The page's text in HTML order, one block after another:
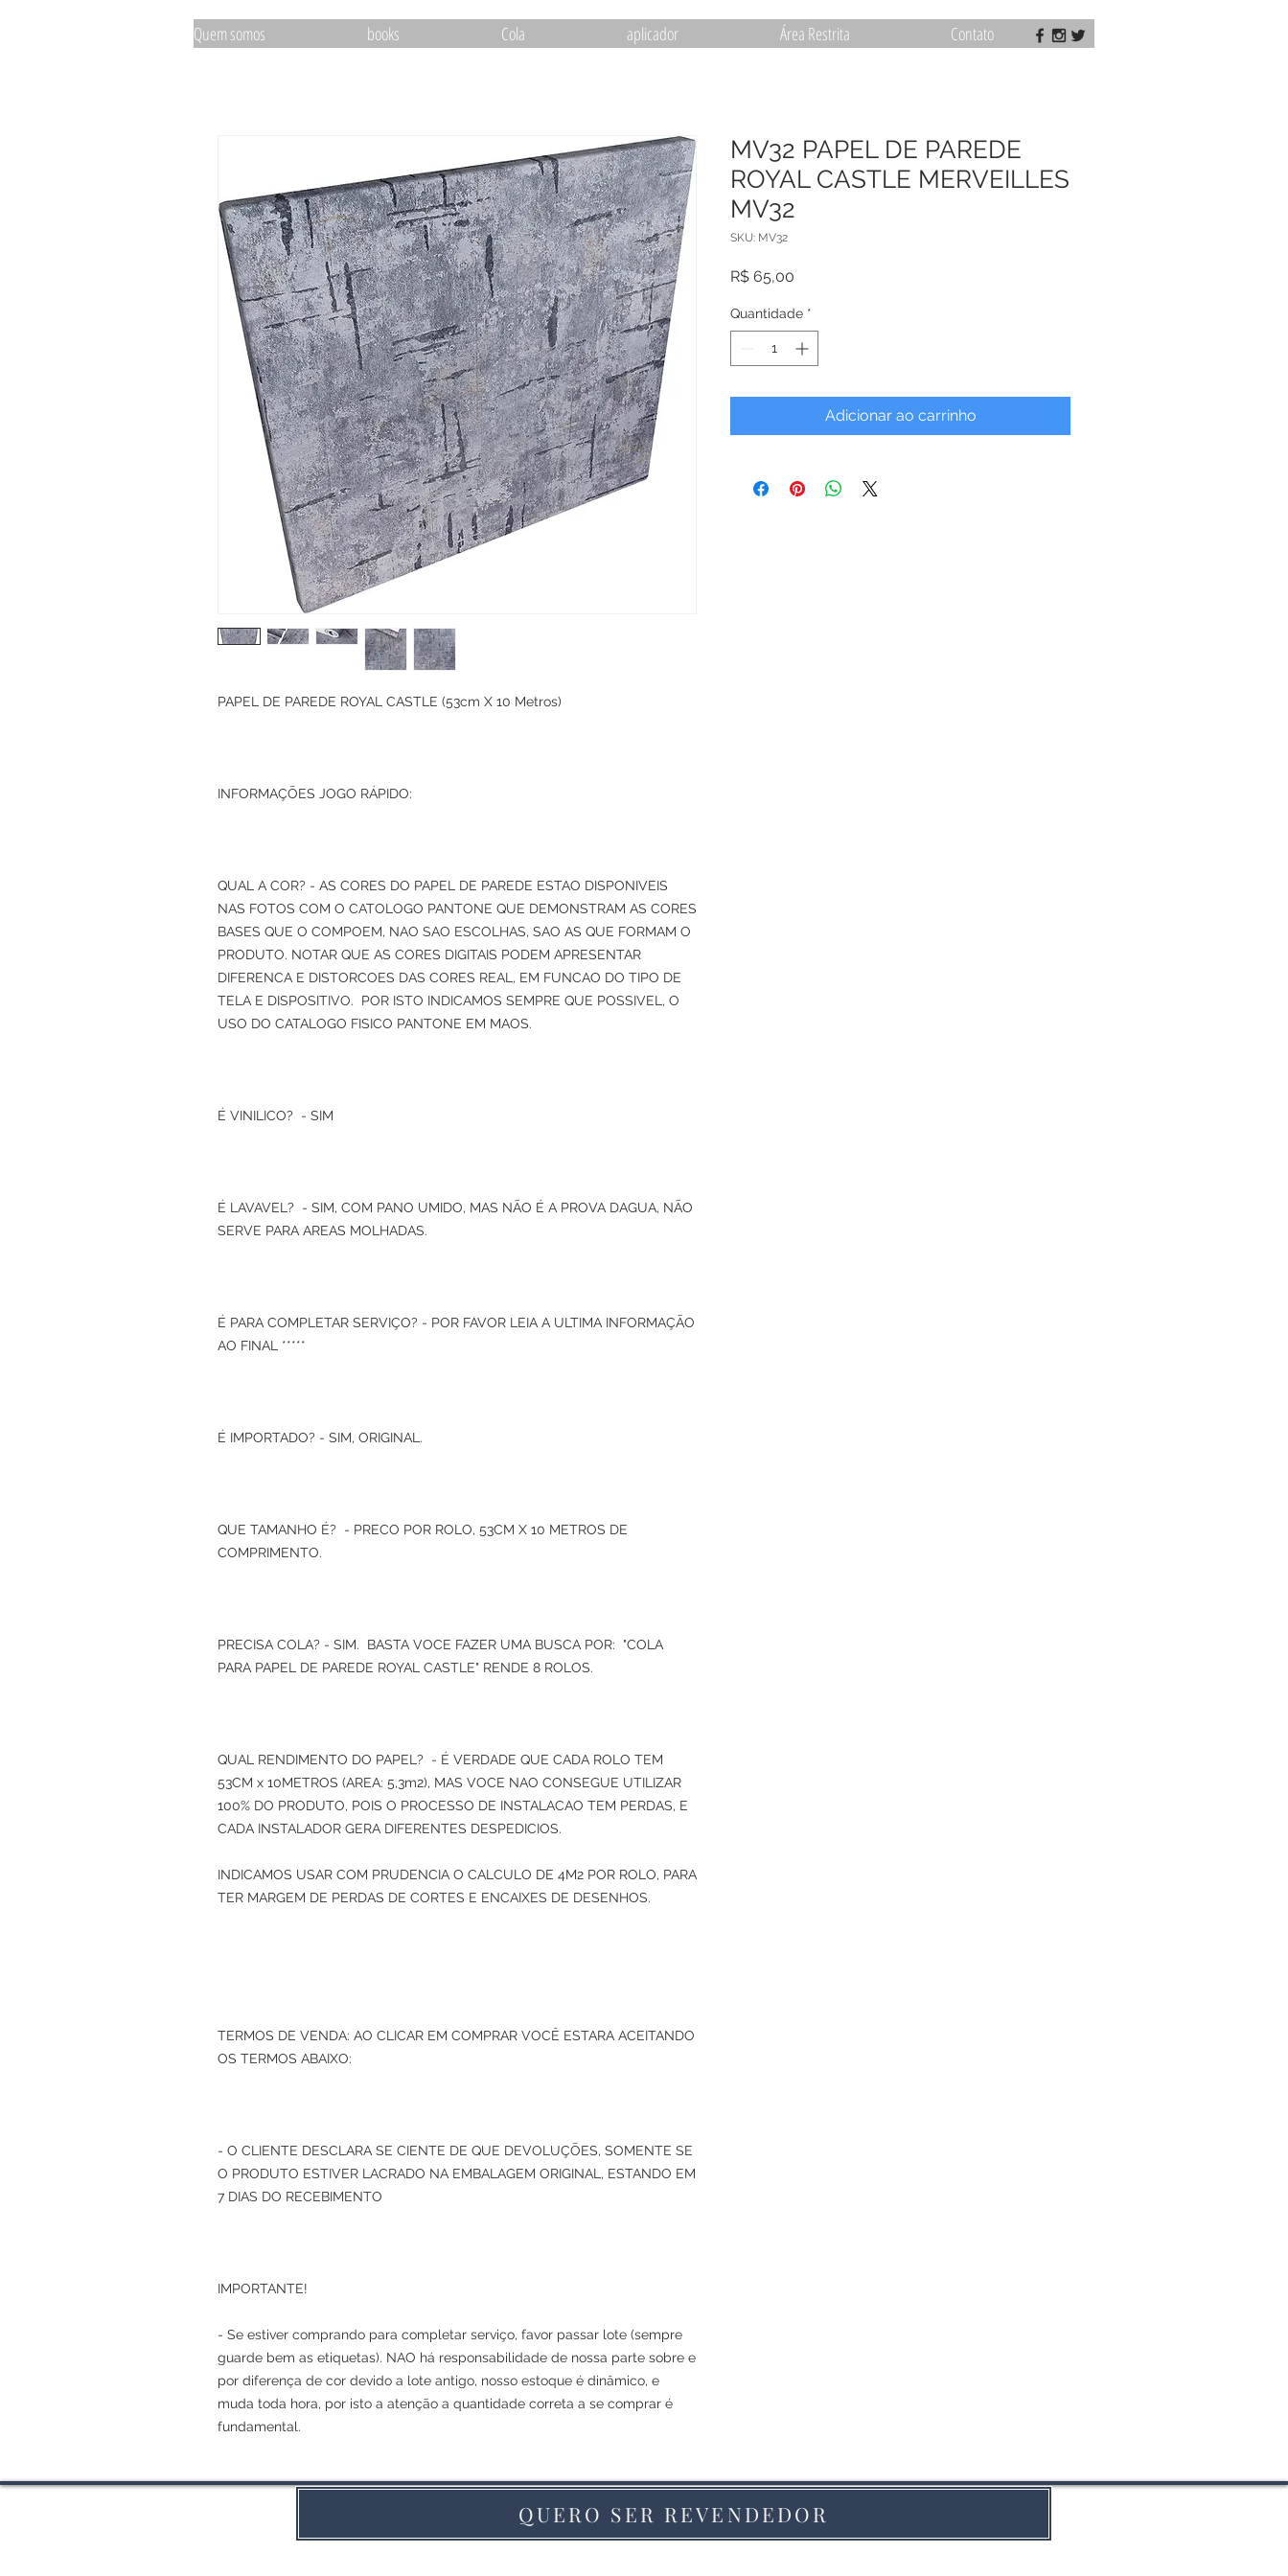
Quem somos books Cola aplicador Área Restrita Contato
PAPEL DE PAREDE ROYAL CASTLE (53cm X 10 Metros)
INFORMAÇÕES JOGO RÁPIDO:
QUAL A COR? - AS CORES DO PAPEL DE PAREDE ESTAO DISPONIVEIS
NAS FOTOS COM O CATOLOGO PANTONE QUE DEMONSTRAM AS CORES
BASES QUE O COMPOEM, NAO SAO ESCOLHAS, SAO AS QUE FORMAM O
PRODUTO. NOTAR QUE AS CORES DIGITAIS PODEM APRESENTAR
DIFERENCA E DISTORCOES DAS CORES REAL, EM FUNCAO DO TIPO DE
TELA E DISPOSITIVO. POR ISTO INDICAMOS SEMPRE QUE POSSIVEL, O
USO DO CATALOGO FISICO PANTONE EM MAOS.
É VINILICO? - SIM
É LAVAVEL? - SIM, COM PANO UMIDO, MAS NÃO É A PROVA DAGUA, NÃO
SERVE PARA AREAS MOLHADAS.
É PARA COMPLETAR SERVIÇO? - POR FAVOR LEIA A ULTIMA INFORMAÇÃO
AO FINAL *****
É IMPORTADO? - SIM, ORIGINAL.
QUE TAMANHO É? - PRECO POR ROLO, 53CM X 10 METROS DE
COMPRIMENTO.
PRECISA COLA? - SIM. BASTA VOCE FAZER UMA BUSCA POR: "COLA
PARA PAPEL DE PAREDE ROYAL CASTLE" RENDE 8 ROLOS.
QUAL RENDIMENTO DO PAPEL? - É VERDADE QUE CADA ROLO TEM
53CM x 10METROS (AREA: 5,3m2), MAS VOCE NAO CONSEGUE UTILIZAR
100% DO PRODUTO, POIS O PROCESSO DE INSTALACAO TEM PERDAS, E
CADA INSTALADOR GERA DIFERENTES DESPEDICIOS.
INDICAMOS USAR COM PRUDENCIA O CALCULO DE 4M2 POR ROLO, PARA
TER MARGEM DE PERDAS DE CORTES E ENCAIXES DE DESENHOS.
TERMOS DE VENDA: AO CLICAR EM COMPRAR VOCÊ ESTARA ACEITANDO
OS TERMOS ABAIXO:
- O CLIENTE DESCLARA SE CIENTE DE QUE DEVOLUÇÕES, SOMENTE SE
O PRODUTO ESTIVER LACRADO NA EMBALAGEM ORIGINAL, ESTANDO EM
7 DIAS DO RECEBIMENTO
IMPORTANTE!
- Se estiver comprando para completar serviço, favor passar lote (sempre
guarde bem as etiquetas). NAO há responsabilidade de nossa parte sobre e
por diferença de cor devido a lote antigo, nosso estoque é dinâmico, e
muda toda hora, por isto a atenção a quantidade correta a se comprar é
fundamental.
MV32 PAPEL DE PAREDE
ROYAL CASTLE MERVEILLES
MV32
SKU: MV32
R$ 65,00
Quantidade *
Adicionar ao carrinho
QUERO SER REVENDEDOR